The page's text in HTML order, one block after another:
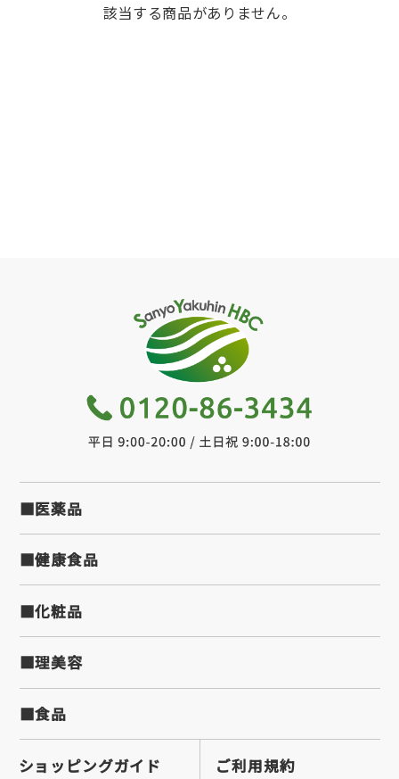
該当する商品がありません。
■医薬品
■健康食品
■化粧品
■理美容
■食品
ショッピングガイド ご利用規約